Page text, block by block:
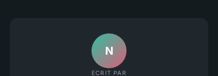
N
ECRIT PAR